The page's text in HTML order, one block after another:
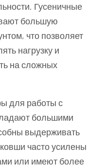
Гусеничные
большую
что позволяет
нагрузку и
на сложных
для работы с
большими
выдерживать
часто усилены
или имеют более